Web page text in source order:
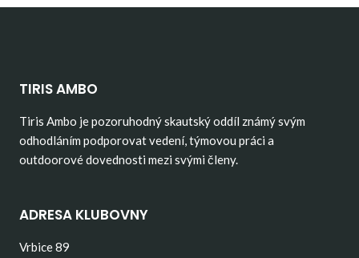
TIRIS AMBO
Tiris Ambo je pozoruhodný skautský oddíl známý svým
odhodláním podporovat vedení, týmovou práci a
outdoorové dovednosti mezi svými členy.
ADRESA KLUBOVNY
Vrbice 89